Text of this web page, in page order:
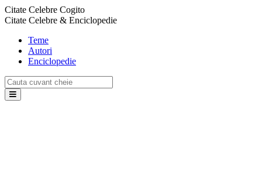
Citate Celebre Cogito
Citate Celebre & Enciclopedie
Teme
Autori
Enciclopedie